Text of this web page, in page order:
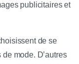
publicitaires et
de se
mode. D’autres